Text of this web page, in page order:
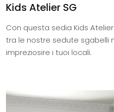
Kids Atelier SG
Con questa sedia Kids
tra le nostre sedute sgabelli
impreziosire i tuoi locali.